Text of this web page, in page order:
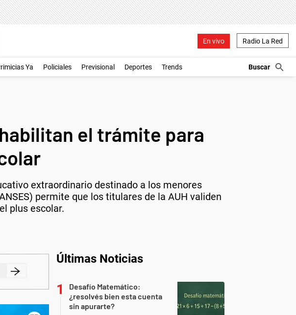
En vivo Radio La Red
Ya Policiales Previsional Deportes Trends
el trámite para
extraordinario destinado a los menores
permite que los titulares de la AUH validen
plus escolar.
Últimas Noticias
Desafío Matemático:
¿resolvés bien esta cuenta
sin apurarte?